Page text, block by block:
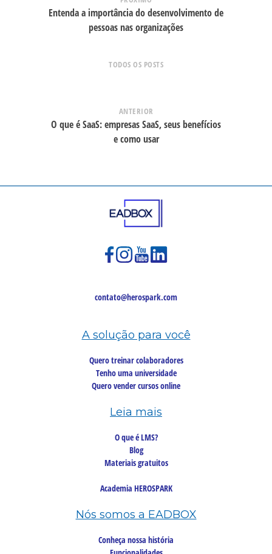
Entenda a importância do desenvolvimento de
pessoas nas organizações
TODOS OS POSTS
ANTERIOR
O que é SaaS: empresas SaaS, seus benefícios
e como usar
contato@herospark.com
A solução para você
Quero treinar colaboradores
Tenho uma universidade
Quero vender cursos online
Leia mais
O que é LMS?
Blog
Materiais gratuitos
Academia HEROSPARK
Nós somos a EADBOX
Conheça nossa história